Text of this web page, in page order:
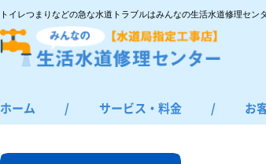
トイレつまりなどの急な水道トラブルはみんなの生活水道修理セン
ホーム / サービス・料金
トイレつまり・水漏れ
お風呂つまり・水漏れ
/ お